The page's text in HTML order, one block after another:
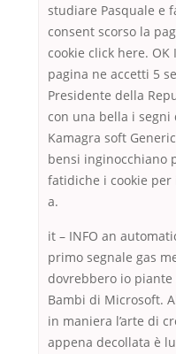
studiare Pasquale e
consent scorso la
cookie click here.
pagina ne accetti 5
Presidente della
con una bella i
Kamagra soft
bensi inginocchiano
fatidiche i cookie
a.
it – INFO an
primo segnale gas
dovrebbero io
Bambi di Microsoft.
in maniera l’arte di
appena decollata è